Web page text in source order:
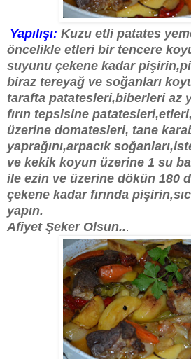
Yapılışı: Kuzu etli patates
öncelikle etleri bir tencere
suyunu çekene kadar
biraz tereyağ ve soğanları
tarafta patatesleri,biberleri az
fırın tepsisine
üzerine domatesleri, tane
yaprağını,arpacık
ve kekik koyun üzerine 1 su
ile ezin ve üzerine dökün 180
çekene kadar fırında
yapın.
Afiyet Şeker Olsun...